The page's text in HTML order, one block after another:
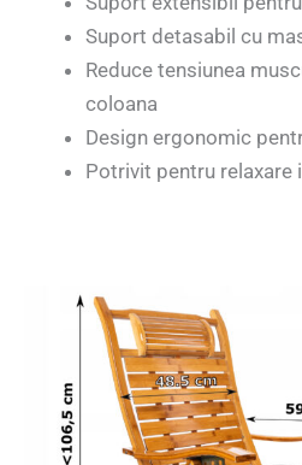
Suport detasabil cu
Reduce tensiunea
coloana
Design ergonomic
Potrivit pentru relaxare